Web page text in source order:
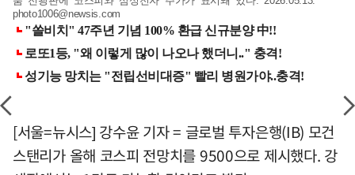
photo1006@newsis.com
[서울=뉴시스] 강수윤 기자 = 글로벌 투자은행(IB) 모건
스탠리가 올해 코스피 전망치를 9500으로 제시했다. 강